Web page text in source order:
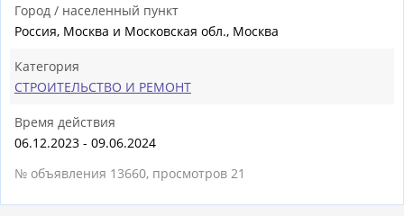
Город / населенный пункт
Россия, Москва и Московская обл., Москва
Категория
СТРОИТЕЛЬСТВО И РЕМОНТ
Время действия
06.12.2023 - 09.06.2024
№ объявления 13660, просмотров 21